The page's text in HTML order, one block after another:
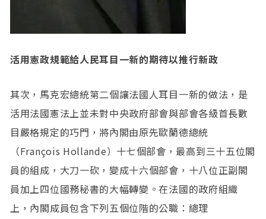
活用憲政規範給人民耳目一新的期待以推行新政
其次，馬克宏總統第二個讓法國人耳目一新的做法，是
活用法國憲法上並未對中央政府部會與部會各級首長數
目嚴格規定的巧門，將內閣由原先歐蘭德總統
（François Hollande）十七個部會，最高到三十五位閣
員的組成，大刀一砍，變成十六個部會，十八位正副閣
員加上四位國務秘書的大幅轉變。在法國的政府組織
上，內閣成員包含下列五個位階的公職：總理